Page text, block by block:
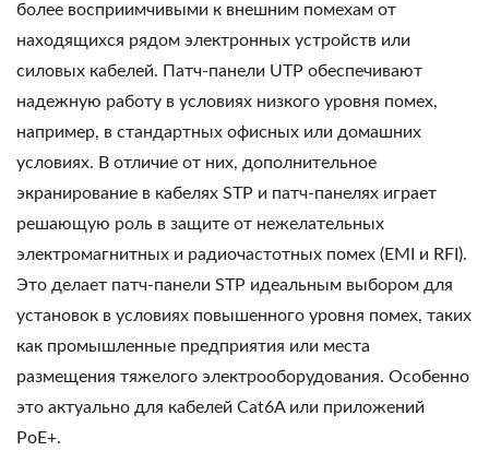
более восприимчивыми к внешним помехам от
находящихся рядом электронных устройств или
силовых кабелей. Патч-панели UTP обеспечивают
надежную работу в условиях низкого уровня помех,
например, в стандартных офисных или домашних
условиях. В отличие от них, дополнительное
экранирование в кабелях STP и патч-панелях играет
решающую роль в защите от нежелательных
электромагнитных и радиочастотных помех (EMI и RFI).
Это делает патч-панели STP идеальным выбором для
установок в условиях повышенного уровня помех, таких
как промышленные предприятия или места
размещения тяжелого электрооборудования. Особенно
это актуально для кабелей Cat6A или приложений
PoE+.